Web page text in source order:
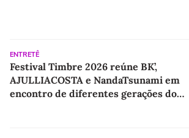
ENTRETÊ
Festival Timbre 2026 reúne BK’,
AJULLIACOSTA e NandaTsunami em
encontro de diferentes gerações do